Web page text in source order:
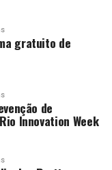
gratuito de
de
Innovation Week